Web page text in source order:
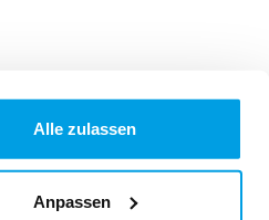
Alle zulassen
Anpassen